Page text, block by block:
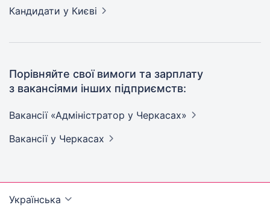
Кандидати у Києві
Порівняйте свої вимоги та зарплату
з вакансіями інших підприємств:
Вакансії «Адміністратор у Черкасах»
Вакансії у Черкасах
Українська